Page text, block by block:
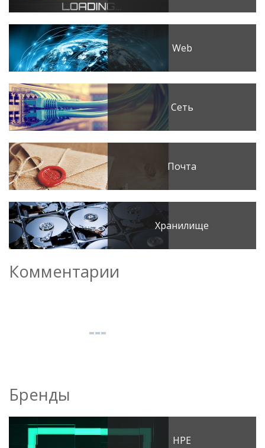
Web
Сеть
Почта
Хранилище
Комментарии
Бренды
HPE